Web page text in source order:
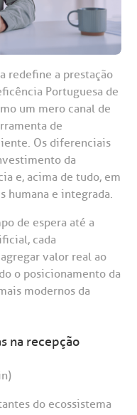
qualidade do
da BP, tirar
elogios
serviços.
às 18h
médico
e
redefine a prestação
Portuguesa de
um mero canal de
de
Os diferenciais
da
e, acima de tudo, em
humana e integrada.
de espera até a
cada
valor real ao
o posicionamento da
modernos da
na recepção
do ecossistema